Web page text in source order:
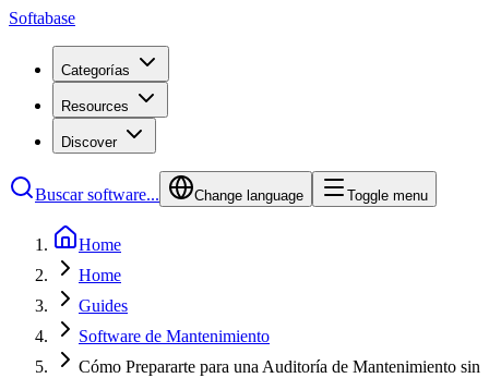
Softabase
Categorías
Resources
Discover
Buscar software... Change language Toggle menu
Home
Home
Guides
Software de Mantenimiento
Cómo Prepararte para una Auditoría de Mantenimiento sin